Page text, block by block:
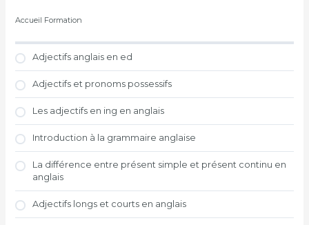
Accueil Formation
Adjectifs anglais en ed
Adjectifs et pronoms possessifs
Les adjectifs en ing en anglais
Introduction à la grammaire anglaise
La différence entre présent simple et présent continu en
anglais
Adjectifs longs et courts en anglais